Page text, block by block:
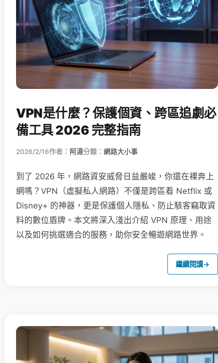
VPN是什麼？保護個資、跨區追劇必
備工具 2026 完整指南
2026/2/16作者： 阿湯分類： 網路大小事
到了 2026 年，網路資安威脅日益嚴峻，你還在裸奔上
網嗎？VPN（虛擬私人網路）不僅是跨區看 Netflix 或
Disney+ 的神器，更是保護個人隱私、防止駭客竊取資
料的數位盾牌。本文將深入淺出介紹 VPN 原理、用途
以及如何挑選適合的服務，助你安全暢遊網路世界。
繼續閱讀→